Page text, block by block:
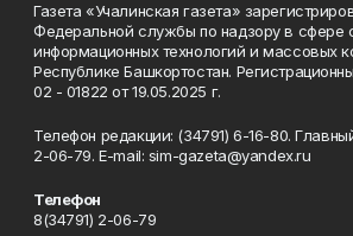
Газета «Учалинская газета»
Федеральной службы по надзору в сфере
информационных технологий и массовых
Республике Башкортостан.
02 - 01822 от 19.05.2025 г.
Телефон редакции: (34791) 6-16-80.
2-06-79. Е-mаil: sim-gazeta@yandex.ru
Телефон
8(34791) 2-06-79